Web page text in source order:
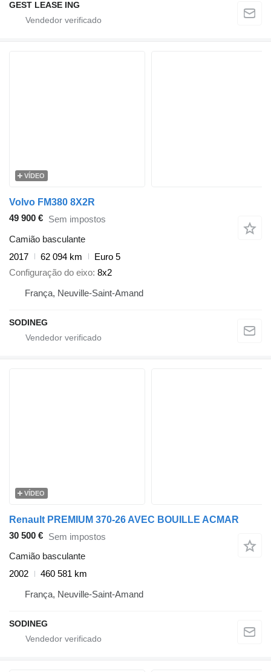
GEST LEASE ING
VÍDEO
Volvo FM380 8X2R
49 900 € Sem impostos
Camião basculante
2017
62 094 km
Euro 5
Configuração do eixo 8x2
França, Neuville-Saint-Amand
SODINEG
VÍDEO
Renault PREMIUM 370-26 AVEC BOUILLE ACMAR
30 500 € Sem impostos
Camião basculante
2002
460 581 km
França, Neuville-Saint-Amand
SODINEG